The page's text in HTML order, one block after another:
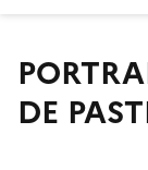
PORTRAIT
DE